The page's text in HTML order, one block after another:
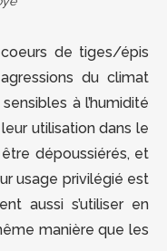
de tiges/épis
du climat
à l’humidité
utilisation dans le
dépoussiérés, et
usage privilégié est
aussi s’utiliser en
manière que les